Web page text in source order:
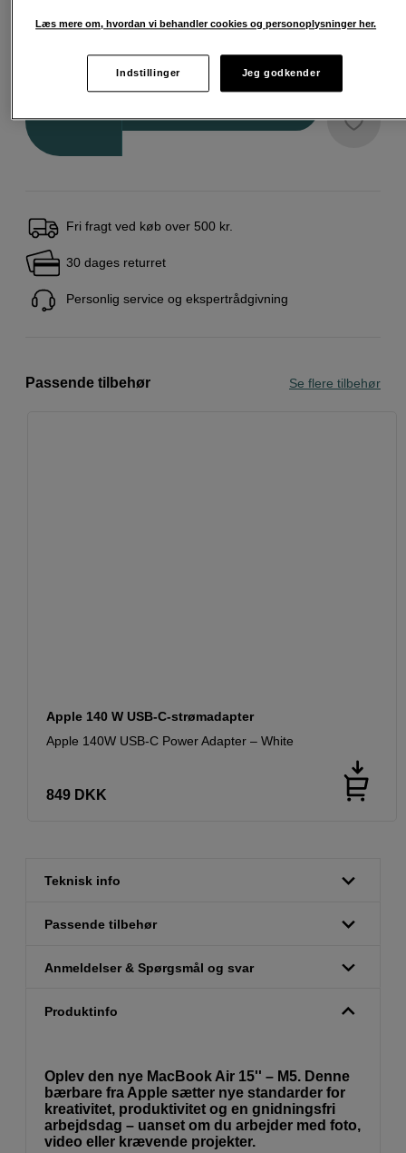
16.490 DKK
Fri fragt ved køb over 500 kr.
30 dages returret
Personlig service og ekspertrådgivning
Passende tilbehør Se flere tilbehør
Apple 140 W USB-C-strømadapter
Apple 140W USB-C Power Adapter – White
849 DKK
Teknisk info
Passende tilbehør
Anmeldelser & Spørgsmål og svar
Produktinfo
Oplev den nye MacBook Air 15'' – M5. Denne
bærbare fra Apple sætter nye standarder for
kreativitet, produktivitet og en gnidningsfri
arbejdsdag – uanset om du arbejder med foto,
video eller krævende projekter.
Læs mere om, hvordan vi behandler cookies og personoplysninger her.
Indstillinger Jeg godkender